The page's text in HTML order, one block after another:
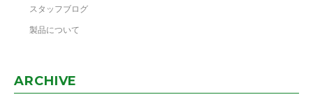
スタッフブログ
製品について
ARCHIVE